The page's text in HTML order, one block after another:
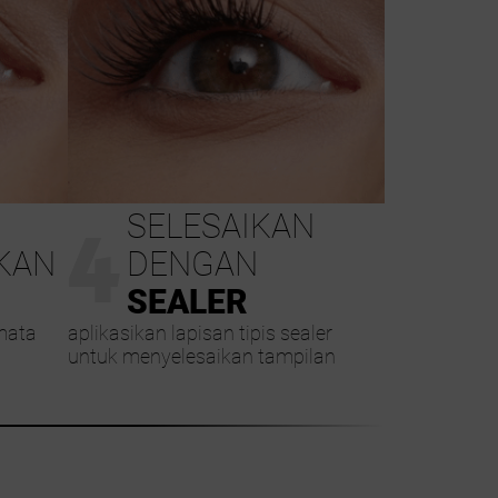
SELESAIKAN
DENGAN
SEALER
aplikasikan lapisan tipis sealer
untuk menyelesaikan tampilan